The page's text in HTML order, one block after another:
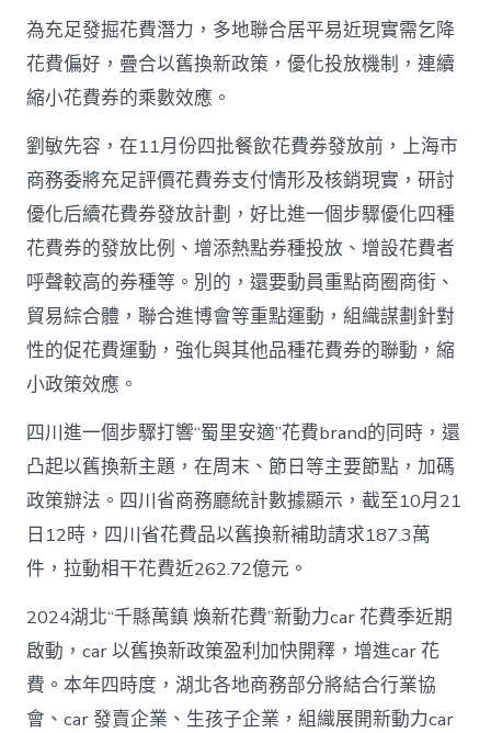
為充足發掘花費潛力，多地聯合居平易近現實需乞降
花費偏好，疊合以舊換新政策，優化投放機制，連續
縮小花費券的乘數效應。
劉敏先容，在11月份四批餐飲花費券發放前，上海市
商務委將充足評價花費券支付情形及核銷現實，研討
優化后續花費券發放計劃，好比進一個步驟優化四種
花費券的發放比例、增添熱點券種投放、增設花費者
呼聲較高的券種等。別的，還要動員重點商圈商街、
貿易綜合體，聯合進博會等重點運動，組織謀劃針對
性的促花費運動，強化與其他品種花費券的聯動，縮
小政策效應。
四川進一個步驟打響“蜀里安適”花費brand的同時，還
凸起以舊換新主題，在周末、節日等主要節點，加碼
政策辦法。四川省商務廳統計數據顯示，截至10月21
日12時，四川省花費品以舊換新補助請求187.3萬
件，拉動相干花費近262.72億元。
2024湖北“千縣萬鎮 煥新花費”新動力car 花費季近期
啟動，car 以舊換新政策盈利加快開釋，增進car 花
費。本年四時度，湖北各地商務部分將結合行業協
會、car 發賣企業、生孩子企業，組織展開新動力car